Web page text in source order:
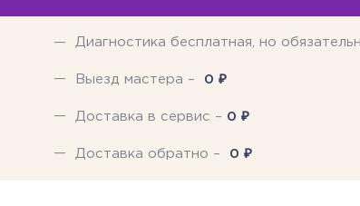
Диагностика бесплатная, но
Выезд мастера – 0 ₽
Доставка в сервис – 0 ₽
Доставка обратно – 0 ₽